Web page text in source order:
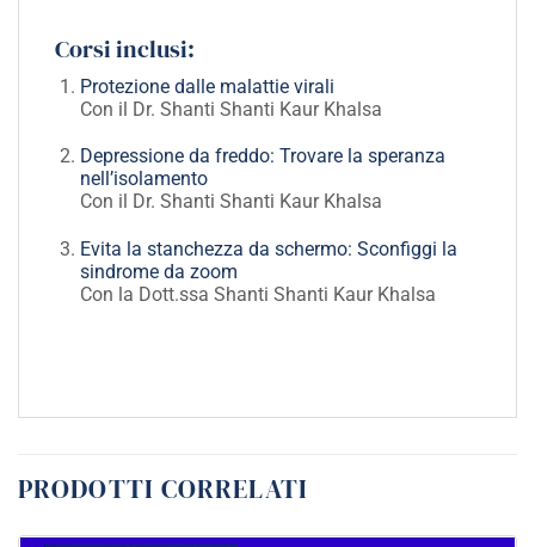
Corsi inclusi:
Protezione dalle malattie virali
Con il Dr. Shanti Shanti Kaur Khalsa
Depressione da freddo: Trovare la speranza
nell’isolamento
Con il Dr. Shanti Shanti Kaur Khalsa
Evita la stanchezza da schermo: Sconfiggi la
sindrome da zoom
Con la Dott.ssa Shanti Shanti Kaur Khalsa
PRODOTTI CORRELATI